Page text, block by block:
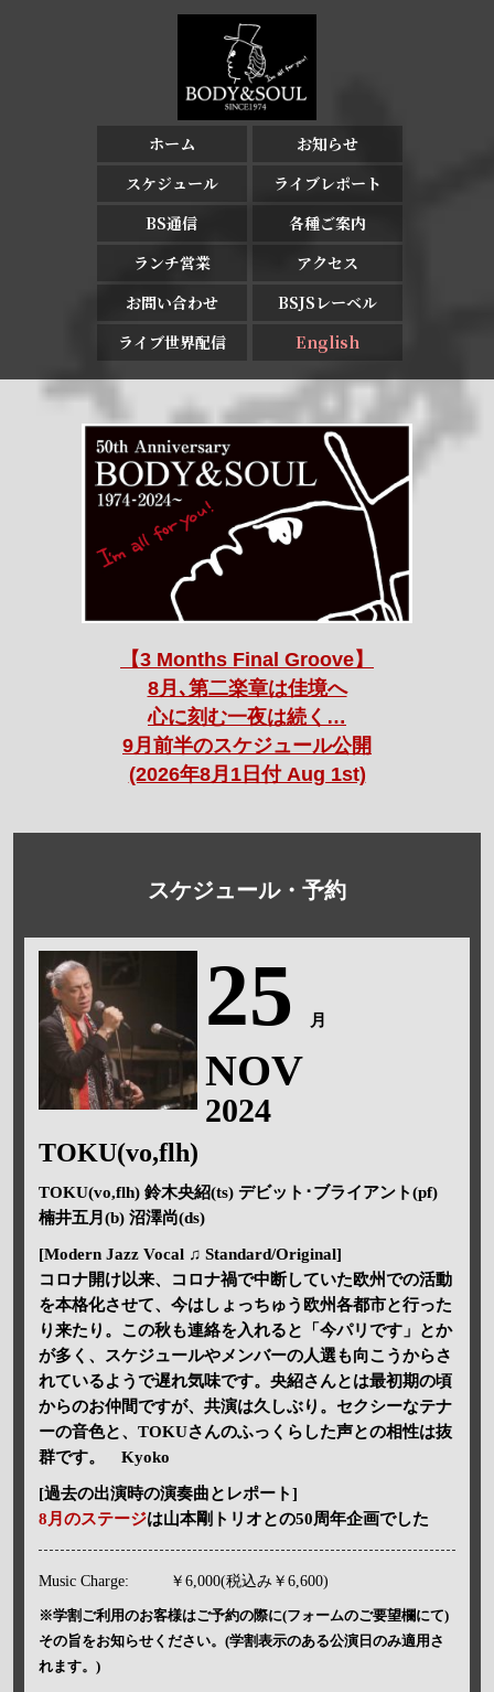
ホーム
お知らせ
スケジュール
ライブレポート
BS通信
各種ご案内
ランチ営業
アクセス
お問い合わせ
BSJSレーベル
ライブ世界配信
English
【3 Months Final Groove】
8月､第二楽章は佳境へ
心に刻む一夜は続く…
9月前半のスケジュール公開
(2026年8月1日付 Aug 1st)
スケジュール・予約
25 月
NOV
2024
TOKU(vo,flh)
TOKU(vo,flh) 鈴木央紹(ts) デビット･ブライアント(pf)
楠井五月(b) 沼澤尚(ds)
[Modern Jazz Vocal ♫ Standard/Original]
コロナ開け以来、コロナ禍で中断していた欧州での活動
を本格化させて、今はしょっちゅう欧州各都市と行った
り来たり。この秋も連絡を入れると「今パリです」とか
が多く、スケジュールやメンバーの人選も向こうからさ
れているようで遅れ気味です。央紹さんとは最初期の頃
からのお仲間ですが、共演は久しぶり。セクシーなテナ
ーの音色と、TOKUさんのふっくらした声との相性は抜
群です。 Kyoko
[過去の出演時の演奏曲とレポート]
8月のステージは山本剛トリオとの50周年企画でした
Music Charge: ￥6,000(税込み￥6,600)
※学割ご利用のお客様はご予約の際に(フォームのご要望欄にて)
その旨をお知らせください。(学割表示のある公演日のみ適用さ
れます。)